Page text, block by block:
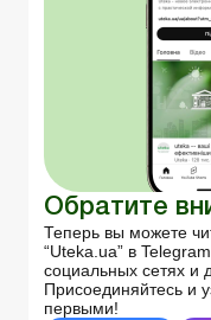
Обратите
Теперь вы можете
“Uteka.ua” в
социальных сетях и
Присоединяйтесь и
первыми!